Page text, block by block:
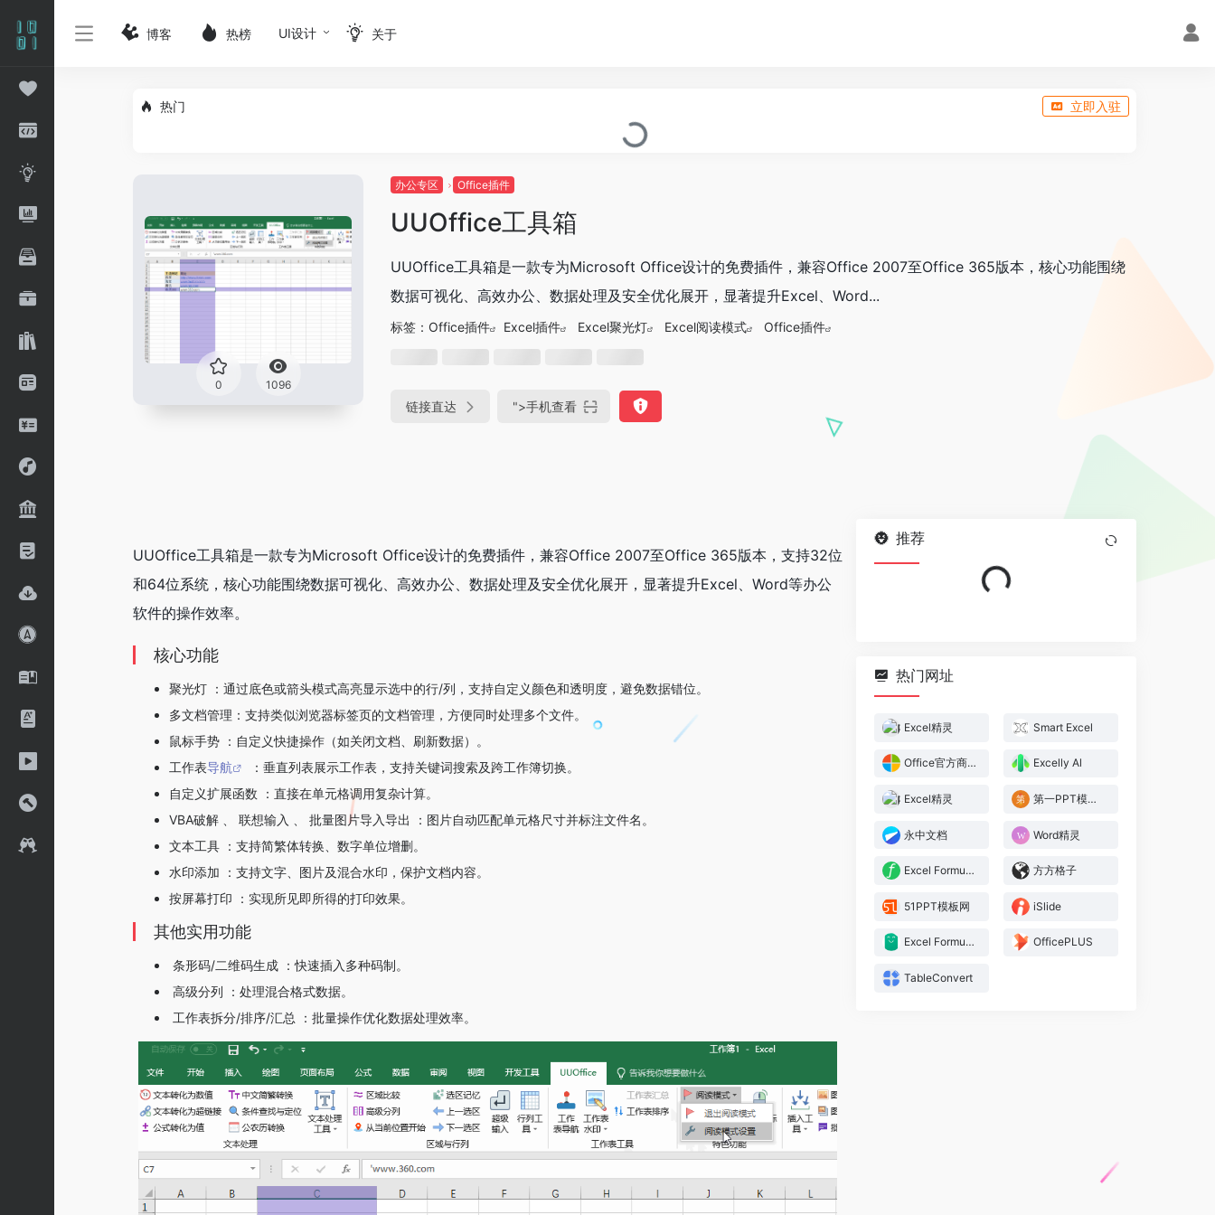
博客 热榜 UI设计 关于
热门 立即入驻
0 1096
办公专区 Office插件
UUOffice工具箱
UUOffice工具箱是一款专为Microsoft Office设计的免费插件，兼容Office 2007至Office 365版本，核心功能围绕
数据可视化、高效办公、数据处理及安全优化展开，显著提升Excel、Word...
标签： Office插件 Excel插件 Excel聚光灯 Excel阅读模式 Office插件
链接直达 ">手机查看
UUOffice工具箱是一款专为Microsoft Office设计的免费插件，兼容Office 2007至Office 365版本，支持32位
和64位系统，核心功能围绕数据可视化、高效办公、数据处理及安全优化展开，显著提升Excel、Word等办公
软件的操作效率。
核心功能
‌聚光灯 ‌：通过底色或箭头模式高亮显示选中的行/列，支持自定义颜色和透明度，避免数据错位。
‌多文档管理‌：支持类似浏览器标签页的文档管理，方便同时处理多个文件。
鼠标手势 ‌：自定义快捷操作（如关闭文档、刷新数据）。
工作表导航
‌：垂直列表展示工作表，支持关键词搜索及跨工作簿切换。
自定义扩展函数 ‌：直接在单元格调用复杂计算。
VBA破解 ‌、‌ 联想输入 ‌、‌ 批量图片导入导出 ‌：图片自动匹配单元格尺寸并标注文件名。
文本工具 ‌：支持简繁体转换、数字单位增删。
水印添加 ‌：支持文字、图片及混合水印，保护文档内容。
按屏幕打印 ‌：实现所见即所得的打印效果。
其他实用功能
‌ 条形码/二维码生成 ‌：快速插入多种码制。
‌ 高级分列 ‌：处理混合格式数据。
‌ 工作表拆分/排序/汇总 ‌：批量操作优化数据处理效率。
推荐
Loading...
热门网址
Excel精灵 Smart Excel
Office官方商店 Excelly Al
Excel精灵 第一PPT模板网
永中文档 Word精灵
Excel Formularizer 方方格子
51PPT模板网 iSlide
Excel FormulaBot OfficePLUS
TableConvert